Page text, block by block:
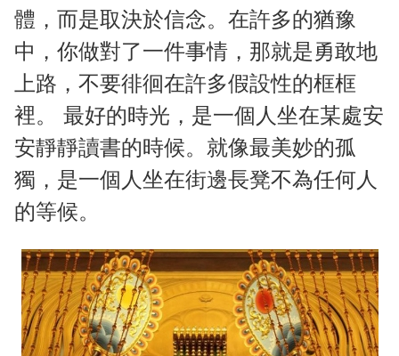
體，而是取決於信念。在許多的猶豫
中，你做對了一件事情，那就是勇敢地
上路，不要徘徊在許多假設性的框框
裡。 最好的時光，是一個人坐在某處安
安靜靜讀書的時候。就像最美妙的孤
獨，是一個人坐在街邊長凳不為任何人
的等候。